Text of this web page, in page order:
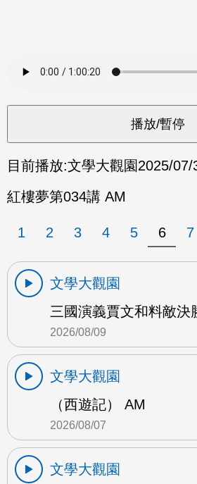
目前播放:文學大觀園2025/07/
紅樓夢第034講 AM
1 2 3 4 5 6 7
文學大觀園
三國演義賈文和料敵決
2026/08/09
文學大觀園
（西遊記） AM
2026/08/07
文學大觀園